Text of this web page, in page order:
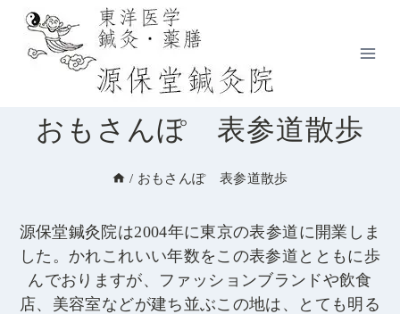
おもさんぽ 表参道散歩
/ おもさんぽ 表参道散歩
源保堂鍼灸院は2004年に東京の表参道に開業しま
した。かれこれいい年数をこの表参道とともに歩
んでおりますが、ファッションブランドや飲食
店、美容室などが建ち並ぶこの地は、とても明る